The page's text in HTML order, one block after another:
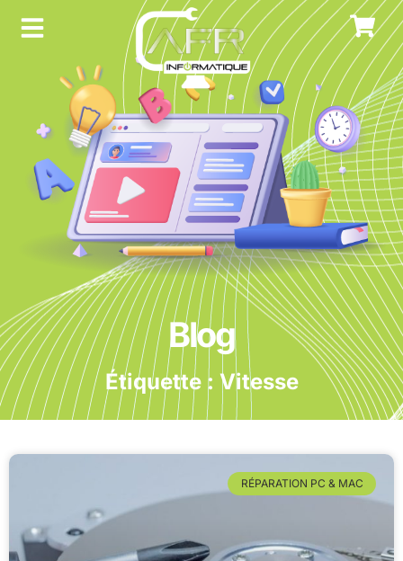
Blog
Étiquette : Vitesse
RÉPARATION PC & MAC